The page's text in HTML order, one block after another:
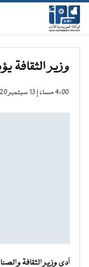
وزير الثقافة
4:00 مساءً | 13 سبتمبر 2020
أدى وزير الثقافة